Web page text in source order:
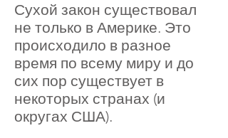
Сухой закон существовал
не только в Америке. Это
происходило в разное
время по всему миру и до
сих пор существует в
некоторых странах (и
округах США).